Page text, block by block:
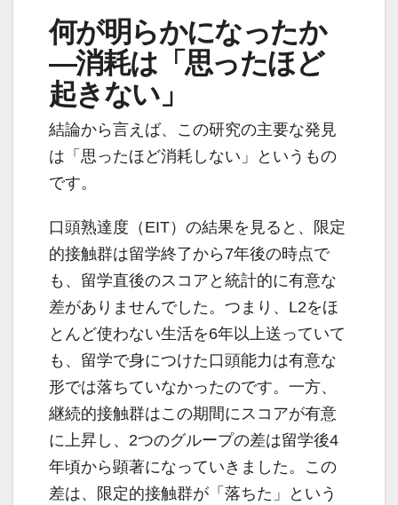
何が明らかになったか
―消耗は「思ったほど
起きない」
結論から言えば、この研究の主要な発見
は「思ったほど消耗しない」というもの
です。
口頭熟達度（EIT）の結果を見ると、限定
的接触群は留学終了から7年後の時点で
も、留学直後のスコアと統計的に有意な
差がありませんでした。つまり、L2をほ
とんど使わない生活を6年以上送っていて
も、留学で身につけた口頭能力は有意な
形では落ちていなかったのです。一方、
継続的接触群はこの期間にスコアが有意
に上昇し、2つのグループの差は留学後4
年頃から顕著になっていきました。この
差は、限定的接触群が「落ちた」という